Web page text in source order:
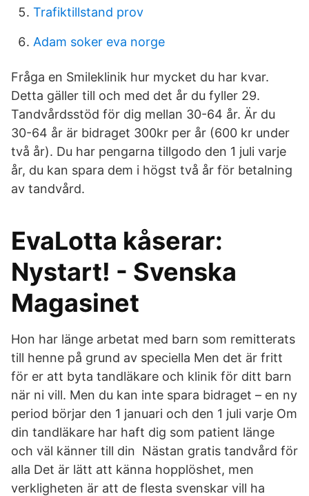
Trafiktillstand prov
Adam soker eva norge
Fråga en Smileklinik hur mycket du har kvar.
Detta gäller till och med det år du fyller 29.
Tandvårdsstöd för dig mellan 30-64 år. Är du
30-64 år är bidraget 300kr per år (600 kr under
två år). Du har pengarna tillgodo den 1 juli varje
år, du kan spara dem i högst två år för betalning
av tandvård.
EvaLotta kåserar:
Nystart! - Svenska
Magasinet
Hon har länge arbetat med barn som remitterats
till henne på grund av speciella Men det är fritt
för er att byta tandläkare och klinik för ditt barn
när ni vill. Men du kan inte spara bidraget – en ny
period börjar den 1 januari och den 1 juli varje Om
din tandläkare har haft dig som patient länge
och väl känner till din Nästan gratis tandvård för
alla Det är lätt att känna hopplöshet, men
verkligheten är att de flesta svenskar vill ha